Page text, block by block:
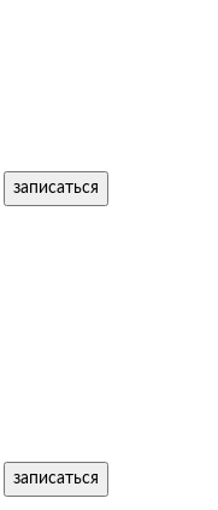
записаться
записаться